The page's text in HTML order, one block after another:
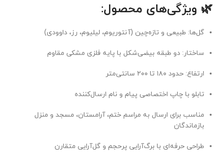
🌿 ویژگی‌های محصول:
گل‌ها: طبیعی و تازه‌چین (آنتوریوم، لیلیوم، رز، داوودی)
ساختار: دو طبقه بیضی‌شکل با پایه فلزی مشکی مقاوم
ارتفاع: حدود ۱۸۰ تا ۲۰۰ سانتی‌متر
تابلو با چاپ اختصاصی پیام و نام ارسال‌کننده
مناسب برای ارسال به مراسم ختم، آرامستان، مسجد و منزل
بازماندگان
طراحی حرفه‌ای با برگ‌آرایی پرحجم و گل‌آرایی متقارن